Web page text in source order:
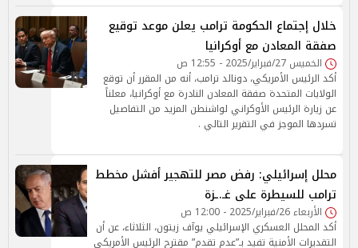
خلال إجتماع الحكومة ترامب يعلن موعد توقيع
صفقة المعادن مع أوكرانيا
الخميس 27/فبراير/2025 - 12:55 ص
أكد الرئيس الأمريكي، دونالد ترامب، أنه من المقرر أن توقع
الولايات المتحدة صفقة المعادن النادرة مع أوكرانيا، معلناً
عن زيارة الرئيس الأوكراني لواشنطن المزيد من التفاصيل
تسردها الموجز في التقرير التالي .
محلل إسرائيلي: رفض مصر للتهجير أفشل مخطط
ترامب للسيطرة على غـ.ـزة
الأربعاء 26/فبراير/2025 - 12:00 ص
أكد المحلل العسكري الإسرائيلي يوآف زيتون، الثلاثاء، عن أن
التقديرات الأمنية تفيد بـ”عدم تقدم” مقترح الرئيس الأمريكي